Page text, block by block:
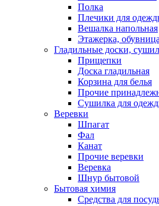
Полка
Плечики для
Вешалка напольная
Этажерка, обувница
Гладильные доски,
Прищепки
Доска гладильная
Корзина для белья
Прочие
Сушилка для
Веревки
Шпагат
Фал
Канат
Прочие веревки
Веревка
Шнур бытовой
Бытовая химия
Средства для